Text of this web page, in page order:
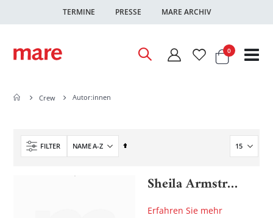
TERMINE PRESSE MARE ARCHIV
Warenkorb
0Artikel
Crew Autor:innen
FILTER
In
Sheila Armstrong
Erfahren Sie mehr